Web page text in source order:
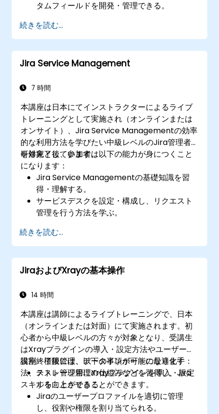
タムフィールドを開発・管理できる。
じてフォーム関連の業務フローを最適化でき
る。
続きを読む...
Jira Service Management
7 時間
本講座は日本にてインストラクターによるライブ
トレーニングとして実施され（オンラインまたは
オンサイト）、Jira Service Managementの効率
的な利用方法を学びたい中級レベルのJira管理者
を対象としています。
研修完了後、参加者は以下の能力が身につくこと
になります：
Jira Service Managementの基礎知識を習
得・理解する。
サービスデスクを設定・構成し、リクエスト
管理を行う方法を学ぶ。
よび各種連携機能の管理法を理解する。
続きを読む...
JiraおよびXrayの基本操作
14 時間
本講座は講師によるライブトレーニングで、日本
（オンラインまたは対面）にて実施されます。初
心者から中級レベルの方々が対象となり、受講生
はXrayプラグインの導入・設定方法やユーザーの
役割・権限管理、データインポートの最適化手
法、ストレージ管理の仕組みなどを習得し、Jira
スキルを向上させることができます。
講座終了後には、以下の事項が可能になります：
テスト管理用にXrayプラグインを導入・設定
することができる。
Jiraのユーザープロファイルを適切に管理
し、役割や権限を割り当てられる。